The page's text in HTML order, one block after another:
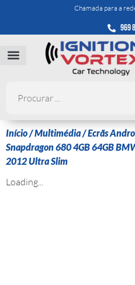
Chamada para a
969
Início/Multimédia/Ecrãs
Snapdragon 680 4GB 64GB
2012 Ultra Slim
Loading...